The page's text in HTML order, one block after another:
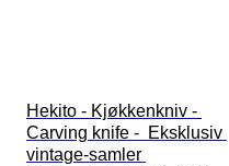
Hekito - Kjøkkenkniv -
Carving knife -  Eksklusiv
vintage-samler